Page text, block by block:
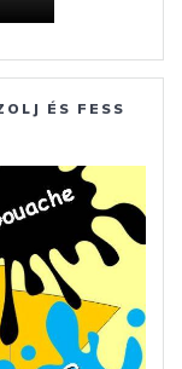
ÉS FESS